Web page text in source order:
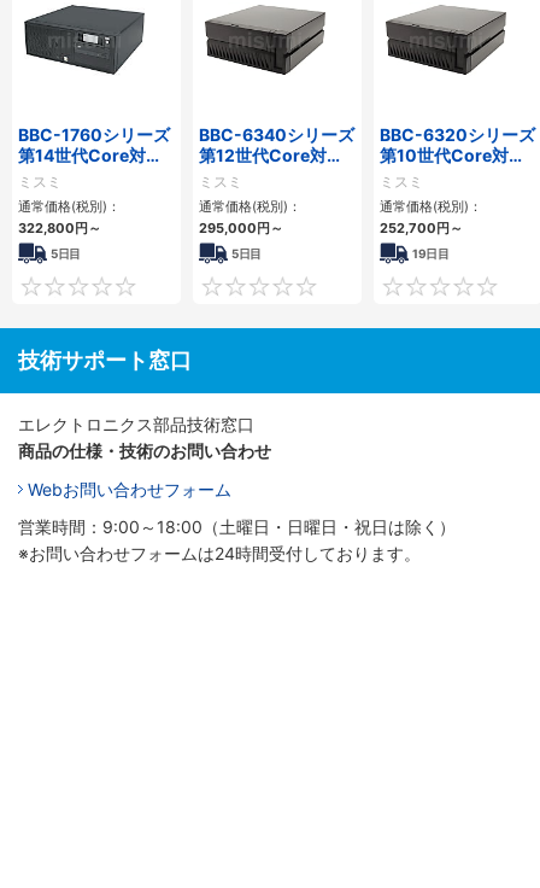
BBC-1760シリーズ
第14世代Core対応
小型フロアマウント
3PCIe
ミスミ
通常価格(税別)：
322,800円～
5日目
0
BBC-6340シリーズ
第12世代Core対応
小型フロアマウント
PC2PCI/2PCIe
ミスミ
通常価格(税別)：
295,000円～
5日目
0
BBC-6320シリーズ
第10世代Core対応
小型フロアマウント
FAPC 2PCI・2PCIe
ミスミ
通常価格(税別)：
252,700円～
19日目
技術サポート窓口
エレクトロニクス部品技術窓口
商品の仕様・技術のお問い合わせ
Webお問い合わせフォーム
営業時間：9:00～18:00（土曜日・日曜日・祝日は除く）
※お問い合わせフォームは24時間受付しております。